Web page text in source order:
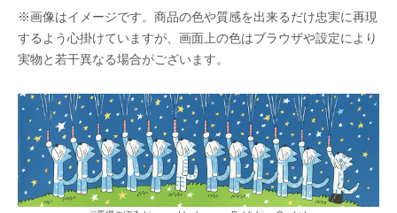
※画像はイメージです。商品の色や質感を出来るだけ忠実に再現
するよう心掛けていますが、画面上の色はブラウザや設定により
実物と若干異なる場合がございます。